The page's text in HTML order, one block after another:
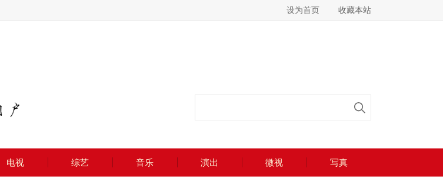
设为首页 收藏本站
电视 综艺 音乐 演出 微视 写真